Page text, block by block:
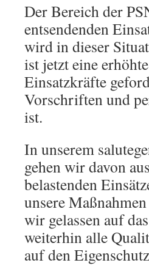
Der Bereich der
entsendenden
wird in dieser
ist jetzt eine
Einsatzkräfte
Vorschriften und
ist.
In unserem
gehen wir davon
belastenden
unsere
wir gelassen auf
weiterhin alle
auf den